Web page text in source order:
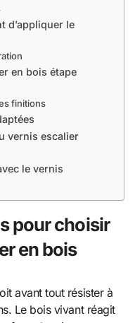
d’appliquer le
en bois étape
finitions
vernis escalier
le vernis
pour choisir
en bois
avant tout résister à
Le bois vivant réagit